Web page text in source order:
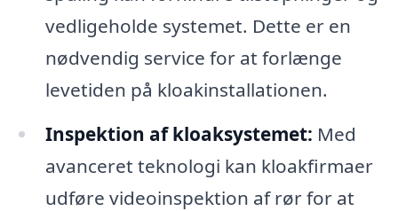
vedligeholde systemet. Dette er en
nødvendig service for at forlænge
levetiden på kloakinstallationen.
Inspektion af kloaksystemet: Med
avanceret teknologi kan kloakfirmaer
udføre videoinspektion af rør for at